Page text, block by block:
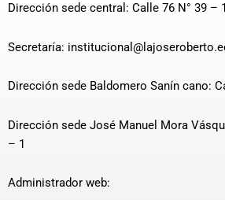
Dirección sede central: Calle 76 N° 39 –
Secretaría:
Dirección sede Baldomero Sanín cano:
Dirección sede José Manuel Mora
– 1
Administrador web: